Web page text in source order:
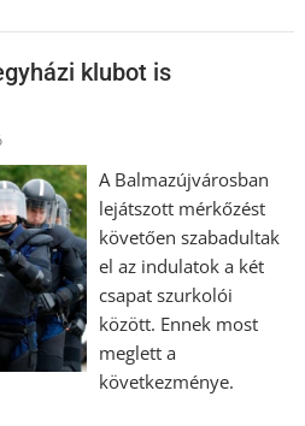
klubot is
A Balmazújvárosban
lejátszott mérkőzést
követően szabadultak
el az indulatok a két
csapat szurkolói
között. Ennek most
meglett a
következménye.